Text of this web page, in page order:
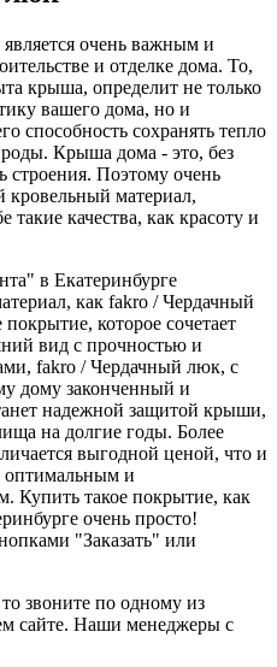
очень важным и
и отделке дома. То,
крыша, определит не только
вашего дома, но и
способность сохранять тепло
Крыша дома - это, без
строения. Поэтому очень
кровельный материал,
такие качества, как красоту и
в Екатеринбурге
как fakro / Чердачный
которое сочетает
вид с прочностью и
fakro / Чердачный люк, с
дому законченный и
надежной защитой крыши,
на долгие годы. Более
выгодной ценой, что и
оптимальным и
Купить такое покрытие, как
очень просто!
"Заказать" или
звоните по одному из
сайте. Наши менеджеры с